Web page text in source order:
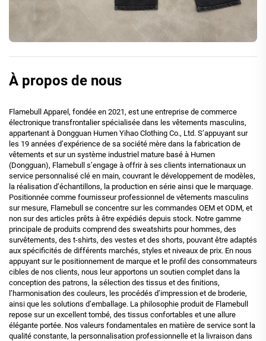
À propos de nous
Flamebull Apparel, fondée en 2021, est une entreprise de commerce
électronique transfrontalier spécialisée dans les vêtements masculins,
appartenant à Dongguan Humen Yihao Clothing Co., Ltd. S’appuyant sur
les 19 années d’expérience de sa société mère dans la fabrication de
vêtements et sur un système industriel mature basé à Humen
(Dongguan), Flamebull s’engage à offrir à ses clients internationaux un
service personnalisé clé en main, couvrant le développement de modèles,
la réalisation d’échantillons, la production en série ainsi que le marquage.
Positionnée comme fournisseur professionnel de vêtements masculins
sur mesure, Flamebull se concentre sur les commandes OEM et ODM, et
non sur des articles prêts à être expédiés depuis stock. Notre gamme
principale de produits comprend des sweatshirts pour hommes, des
survêtements, des t-shirts, des vestes et des shorts, pouvant être adaptés
aux spécificités de différents marchés, styles et niveaux de prix. En nous
appuyant sur le positionnement de marque et le profil des consommateurs
cibles de nos clients, nous leur apportons un soutien complet dans la
conception des patrons, la sélection des tissus et des finitions,
l’harmonisation des couleurs, les procédés d’impression et de broderie,
ainsi que les solutions d’emballage. La philosophie produit de Flamebull
repose sur un excellent tombé, des tissus confortables et une allure
élégante portée. Nos valeurs fondamentales en matière de service sont la
qualité constante, la personnalisation professionnelle et la livraison dans